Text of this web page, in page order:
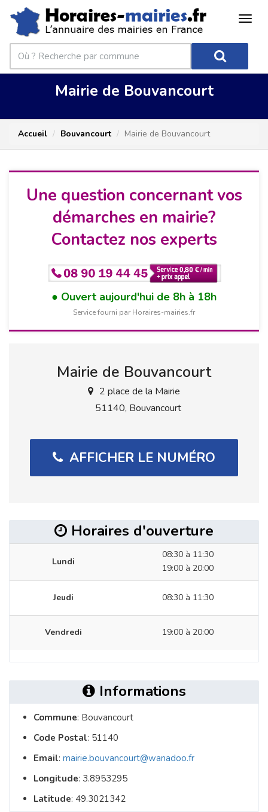
Mairie de Bouvancourt
Accueil Bouvancourt Mairie de Bouvancourt
Une question concernant vos
démarches en mairie?
Contactez nos experts
Ouvert aujourd'hui de 8h à 18h
Service fourni par Horaires-mairies.fr
Mairie de Bouvancourt
2 place de la Mairie
51140, Bouvancourt
AFFICHER LE NUMÉRO
Horaires d'ouverture
Lundi
08:30 à 11:30
19:00 à 20:00
Jeudi 08:30 à 11:30
Vendredi 19:00 à 20:00
Informations
Commune: Bouvancourt
Code Postal: 51140
Email: mairie.bouvancourt@wanadoo.fr
Longitude: 3.8953295
Latitude: 49.3021342